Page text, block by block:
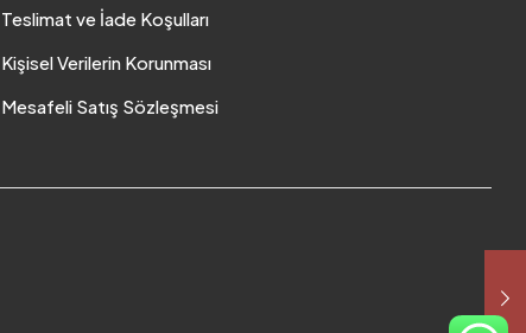
Teslimat ve İade Koşulları
Kişisel Verilerin Korunması
Mesafeli Satış Sözleşmesi